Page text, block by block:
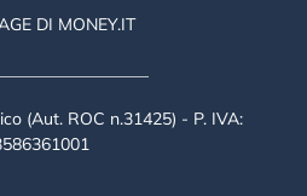
DI MONEY.IT
(Aut. ROC n.31425) - P. IVA: